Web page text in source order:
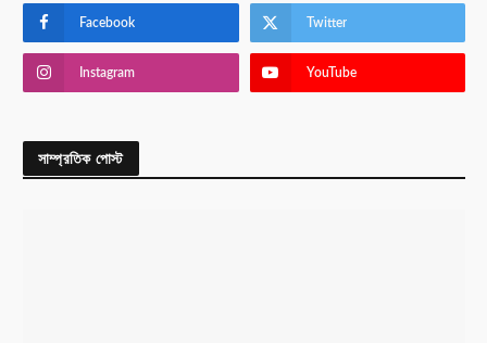
Facebook Twitter
Instagram YouTube
সাম্প্রতিক পোস্ট